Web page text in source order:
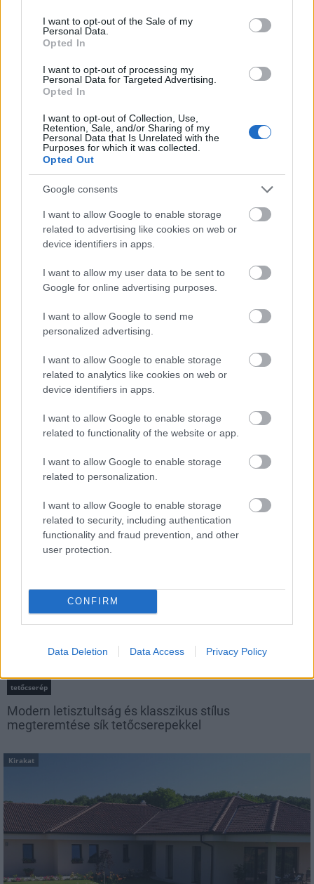
consent section.
I want to opt-out of the Sale of my
Personal Data.
Opted In
I want to opt-out of processing my
Personal Data for Targeted Advertising.
Opted In
I want to opt-out of Collection, Use,
Retention, Sale, and/or Sharing of my
Personal Data that Is Unrelated with the
Purposes for which it was collected.
Opted Out
Google consents
I want to allow Google to enable storage
related to advertising like cookies on web or
device identifiers in apps.
I want to allow my user data to be sent to
Google for online advertising purposes.
I want to allow Google to send me
personalized advertising.
I want to allow Google to enable storage
related to analytics like cookies on web or
device identifiers in apps.
I want to allow Google to enable storage
related to functionality of the website or app.
I want to allow Google to enable storage
related to personalization.
I want to allow Google to enable storage
related to security, including authentication
functionality and fraud prevention, and other
user protection.
CONFIRM
Data Deletion Data Access Privacy Policy
Döntsön könnyedén: válassza az akciós Synus
tetőcserepet!
tetőcserép
költségtervezésben!
tetőcserép
Modern letisztultság és klasszikus stílus
megteremtése sík tetőcserepekkel
Kirakat